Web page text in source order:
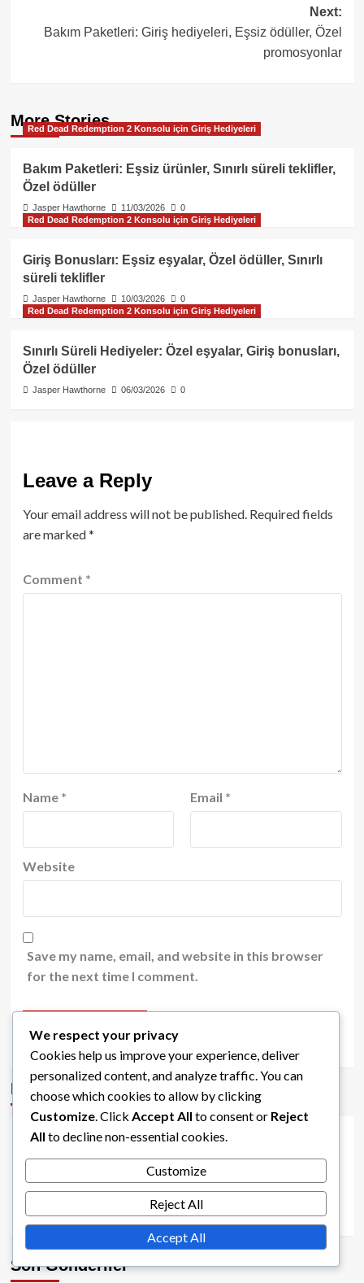
Next:
Bakım Paketleri: Giriş hediyeleri, Eşsiz ödüller, Özel
promosyonlar
More Stories
Red Dead Redemption 2 Konsolu için Giriş Hediyeleri
Bakım Paketleri: Eşsiz ürünler, Sınırlı süreli teklifler,
Özel ödüller
Jasper Hawthorne 11/03/2026
0
Red Dead Redemption 2 Konsolu için Giriş Hediyeleri
Giriş Bonusları: Eşsiz eşyalar, Özel ödüller, Sınırlı
süreli teklifler
Jasper Hawthorne 10/03/2026
0
Red Dead Redemption 2 Konsolu için Giriş Hediyeleri
Sınırlı Süreli Hediyeler: Özel eşyalar, Giriş bonusları,
Özel ödüller
Jasper Hawthorne 06/03/2026 0
Leave a Reply
Your email address will not be published. Required fields
are marked*
Comment *
Name * Email *
Website
Save my name, email, and website in this browser
for the next time I comment.
Bağlantılar
Blog Arşivi
Son Gönderiler
We respect your privacy
Cookies help us improve your experience, deliver
personalized content, and analyze traffic. You can
choose which cookies to allow by clicking
Customize . Click Accept All to consent or Reject
All to decline non-essential cookies.
Customize
Reject All
Accept All